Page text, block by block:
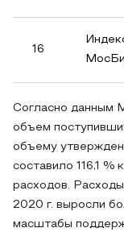
16
Согласно данным
объем
объему
составило 116,1
расходов.
2020 г. выросли
масштабы